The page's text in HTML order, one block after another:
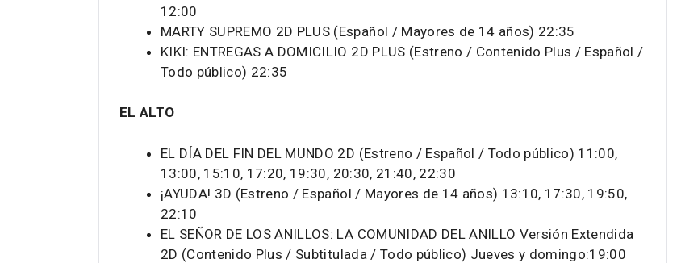
12:00
MARTY SUPREMO 2D PLUS (Español / Mayores de 14 años) 22:35
KIKI: ENTREGAS A DOMICILIO 2D PLUS (Estreno / Contenido Plus / Español /
Todo público) 22:35
EL ALTO
EL DÍA DEL FIN DEL MUNDO 2D (Estreno / Español / Todo público) 11:00,
13:00, 15:10, 17:20, 19:30, 20:30, 21:40, 22:30
¡AYUDA! 3D (Estreno / Español / Mayores de 14 años) 13:10, 17:30, 19:50,
22:10
EL SEÑOR DE LOS ANILLOS: LA COMUNIDAD DEL ANILLO Versión Extendida
2D (Contenido Plus / Subtitulada / Todo público) Jueves y domingo:19:00